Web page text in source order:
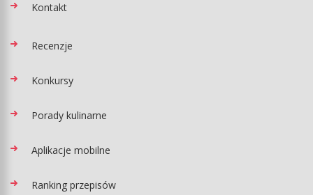
Kontakt
Recenzje
Konkursy
Porady kulinarne
Aplikacje mobilne
Ranking przepisów